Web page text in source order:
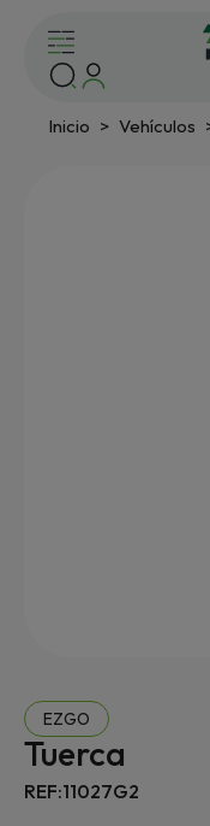
Inicio Vehículos
EZGO
Tuerca
REF:11027G2